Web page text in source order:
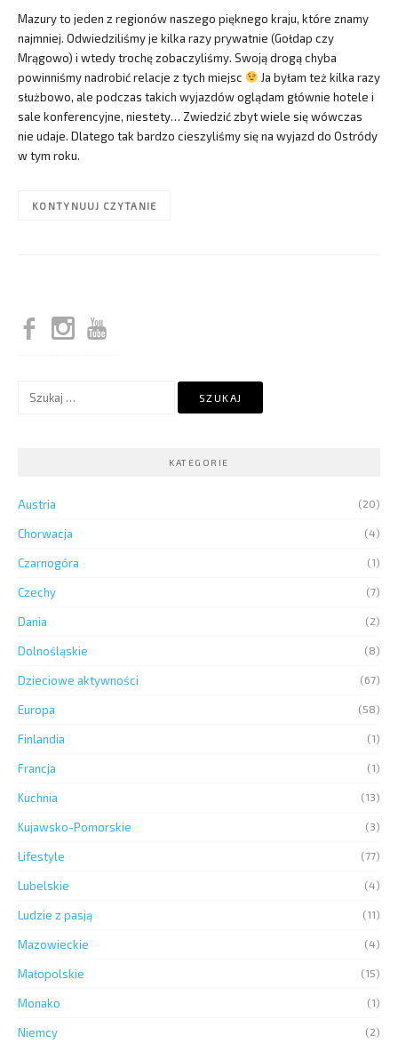
Mazury to jeden z regionów naszego pięknego kraju, które znamy
najmniej. Odwiedziliśmy je kilka razy prywatnie (Gołdap czy
Mrągowo) i wtedy trochę zobaczyliśmy. Swoją drogą chyba
powinniśmy nadrobić relacje z tych miejsc
Ja byłam też kilka razy
służbowo, ale podczas takich wyjazdów oglądam głównie hotele i
sale konferencyjne, niestety… Zwiedzić zbyt wiele się wówczas
nie udaje. Dlatego tak bardzo cieszyliśmy się na wyjazd do Ostródy
w tym roku.
KONTYNUUJ CZYTANIE
Szukaj:
KATEGORIE
Austria (20)
Chorwacja (4)
Czarnogóra (1)
Czechy (7)
Dania (2)
Dolnośląskie (8)
Dzieciowe aktywności (67)
Europa (58)
Finlandia (1)
Francja (1)
Kuchnia (13)
Kujawsko-Pomorskie (3)
Lifestyle (77)
Lubelskie (4)
Ludzie z pasją (11)
Mazowieckie (4)
Małopolskie (15)
Monako (1)
Niemcy (2)